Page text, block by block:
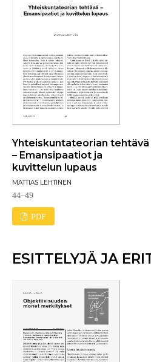
Yhteiskuntateorian tehtävä
– Emansipaatiot ja
kuvittelun lupaus
MATTIAS LEHTINEN
44–49
PDF
ESITTELYJÄ JA